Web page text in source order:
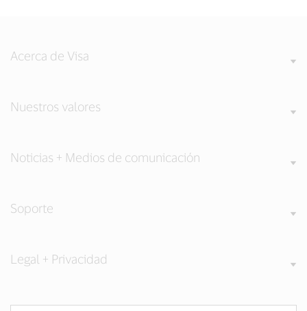
Acerca de Visa
Nuestros valores
Noticias + Medios de comunicación
Soporte
Legal + Privacidad